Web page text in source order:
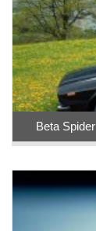
Beta Spider